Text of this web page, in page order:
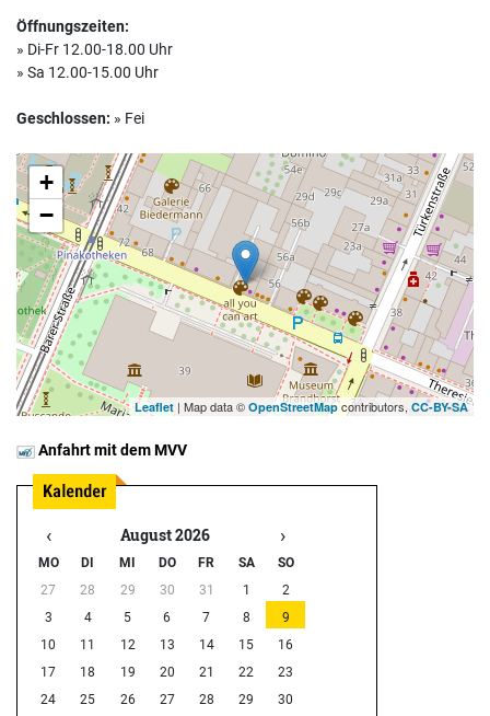
Öffnungszeiten:
» Di-Fr 12.00-18.00 Uhr
» Sa 12.00-15.00 Uhr
Geschlossen: » Fei
+
−
Leaflet | Map data © OpenStreetMapcontributors, CC-BY-SA
Anfahrt mit dem MVV
‹ August 2026 ›
MO DI MI DO FR SA
SO
27
28 29 30 31 1
2
3
4 5 6 7 8
9
10
11 12 13 14 15
16
17
18 19 20 21 22
23
24
25 26 27 28 29
30